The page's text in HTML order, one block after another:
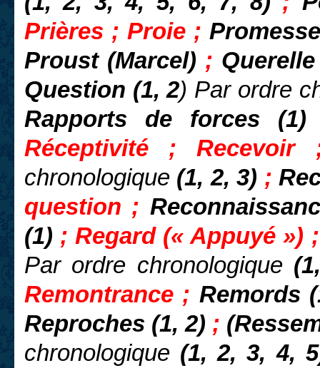
Prières ; Proie ; Promesse
Proust (Marcel) ;
Question (1, 2) Par ordre
Rapports de forces (1)
Réceptivité ;
chronologique(1, 2, 3) ;
question ;
(1) ; Regard (« Appuyé »)
Par ordre chronologique
Remontrance ; Remords
Reproches (1, 2) ;
chronologique(1, 2, 3, 4,